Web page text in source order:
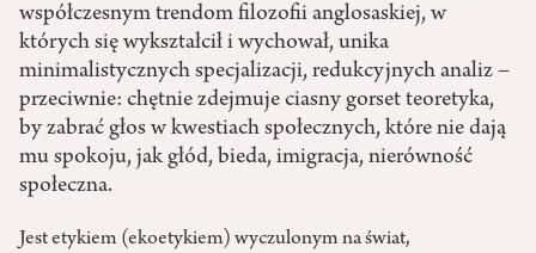
współczesnym trendom filozofii anglosaskiej, w
których się wykształcił i wychował, unika
minimalistycznych specjalizacji, redukcyjnych analiz –
przeciwnie: chętnie zdejmuje ciasny gorset teoretyka,
by zabrać głos w kwestiach społecznych, które nie dają
mu spokoju, jak głód, bieda, imigracja, nierówność
społeczna.
Jest etykiem (ekoetykiem) wyczulonym na świat,